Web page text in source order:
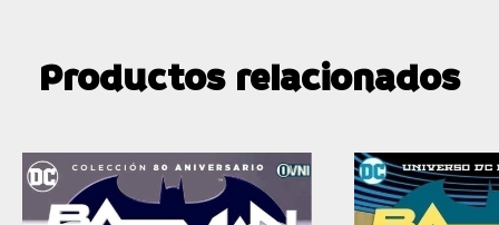
Productos relacionados